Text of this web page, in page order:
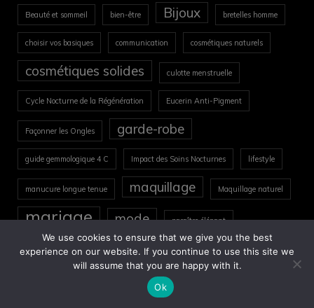
Beauté et sommeil bien-être Bijoux bretelles homme
choisir vos basiques communication cosmétiques naturels
cosmétiques solides culotte menstruelle
Cycle Nocturne de la Régénération Eucerin Anti-Pigment
Façonner les Ongles garde-robe
guide gemmologique 4 C Impact des Soins Nocturnes lifestyle
manucure longue tenue maquillage Maquillage naturel
mariage mode paraître élégant
Peau fatiguée pierres fines et précieuses pièces maîtresses
Puralist
We use cookies to ensure that we give you the best
experience on our website. If you continue to use this site we
will assume that you are happy with it.
Ok